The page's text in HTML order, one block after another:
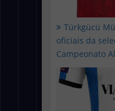
Türkgücü
oficiais da
Campeonato